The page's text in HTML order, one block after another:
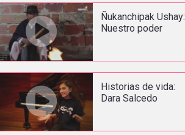
Ñukanchipak Ushay:
Nuestro poder
Historias de vida:
Dara Salcedo